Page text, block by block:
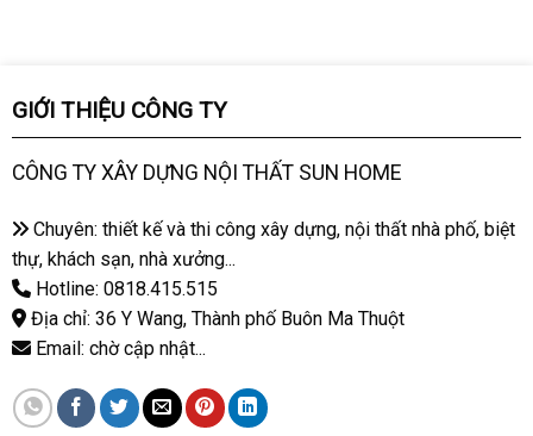
GIỚI THIỆU CÔNG TY
CÔNG TY XÂY DỰNG NỘI THẤT SUN HOME
Chuyên: thiết kế và thi công xây dựng, nội thất nhà phố, biệt
thự, khách sạn, nhà xưởng...
Hotline: 0818.415.515
Địa chỉ: 36 Y Wang, Thành phố Buôn Ma Thuột
Email: chờ cập nhật...